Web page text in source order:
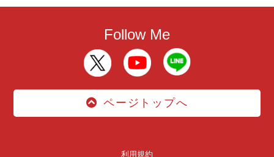
Follow Me
ページトップへ
利用規約